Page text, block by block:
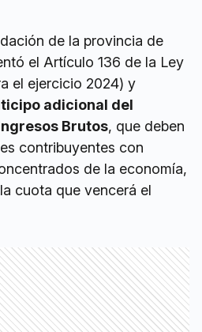
de la provincia de
el Artículo 136 de la Ley
el ejercicio 2024) y
adicional del
Brutos, que deben
contribuyentes con
de la economía,
cuota que vencerá el